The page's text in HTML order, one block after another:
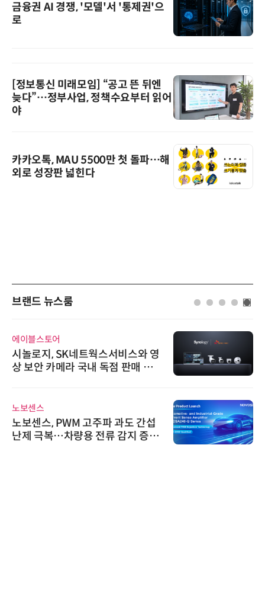
금융권 AI 경쟁, '모델'서 '통제권'으
로
[정보통신 미래모임] “공고 뜬 뒤엔
늦다”…정부사업, 정책수요부터 읽어
야
카카오톡, MAU 5500만 첫 돌파…해
외로 성장판 넓힌다
브랜드 뉴스룸
에이블스토어
시놀로지, SK네트웍스서비스와 영
상 보안 카메라 국내 독점 판매 파
노보센스
노보센스, PWM 고주파 과도 간섭
난제 극복…차량용 전류 감지 증폭